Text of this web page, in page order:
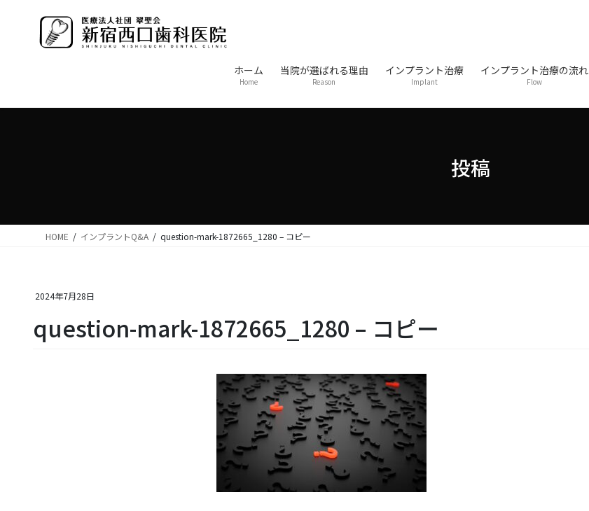
移
ン
ホーム
Home
当院が選ばれる理由
Reason
インプラント治療
Implant
インプラント治療の流れ
Flow
投稿
HOME インプラントQ&A question-mark-1872665_1280 – コピー
2024年7月28日
question-mark-1872665_1280 – コピー